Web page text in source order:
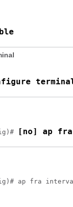
[no] ap fra
ap fra